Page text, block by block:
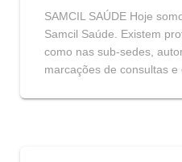
SAMCIL SAÚDE Hoje
Samcil Saúde. Existem
como nas sub-sedes,
marcações de consultas e